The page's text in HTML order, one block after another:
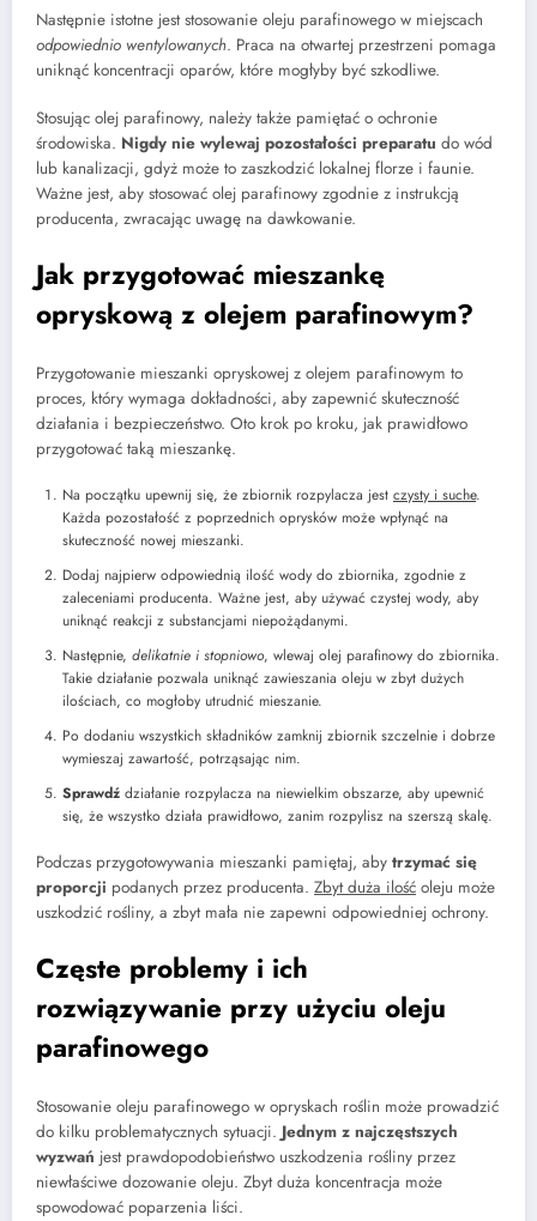
Następnie istotne jest stosowanie oleju parafinowego w miejscach
odpowiednio wentylowanych. Praca na otwartej przestrzeni pomaga
uniknąć koncentracji oparów, które mogłyby być szkodliwe.
Stosując olej parafinowy, należy także pamiętać o ochronie
środowiska. Nigdy nie wylewaj pozostałości preparatu do wód
lub kanalizacji, gdyż może to zaszkodzić lokalnej florze i faunie.
Ważne jest, aby stosować olej parafinowy zgodnie z instrukcją
producenta, zwracając uwagę na dawkowanie.
Jak przygotować mieszankę
opryskową z olejem parafinowym?
Przygotowanie mieszanki opryskowej z olejem parafinowym to
proces, który wymaga dokładności, aby zapewnić skuteczność
działania i bezpieczeństwo. Oto krok po kroku, jak prawidłowo
przygotować taką mieszankę.
Na początku upewnij się, że zbiornik rozpylacza jest czysty i suche.
Każda pozostałość z poprzednich oprysków może wpłynąć na
skuteczność nowej mieszanki.
Dodaj najpierw odpowiednią ilość wody do zbiornika, zgodnie z
zaleceniami producenta. Ważne jest, aby używać czystej wody, aby
uniknąć reakcji z substancjami niepożądanymi.
Następnie, delikatnie i stopniowo, wlewaj olej parafinowy do zbiornika.
Takie działanie pozwala uniknąć zawieszania oleju w zbyt dużych
ilościach, co mogłoby utrudnić mieszanie.
Po dodaniu wszystkich składników zamknij zbiornik szczelnie i dobrze
wymieszaj zawartość, potrząsając nim.
Sprawdź działanie rozpylacza na niewielkim obszarze, aby upewnić
się, że wszystko działa prawidłowo, zanim rozpylisz na szerszą skalę.
Podczas przygotowywania mieszanki pamiętaj, aby trzymać się
proporcji podanych przez producenta. Zbyt duża ilość oleju może
uszkodzić rośliny, a zbyt mała nie zapewni odpowiedniej ochrony.
Częste problemy i ich
rozwiązywanie przy użyciu oleju
parafinowego
Stosowanie oleju parafinowego w opryskach roślin może prowadzić
do kilku problematycznych sytuacji. Jednym z najczęstszych
wyzwań jest prawdopodobieństwo uszkodzenia rośliny przez
niewłaściwe dozowanie oleju. Zbyt duża koncentracja może
spowodować poparzenia liści.